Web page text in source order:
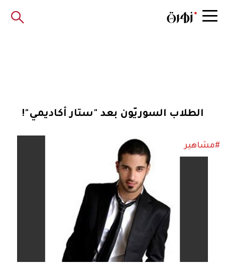
الطلاب السوريّون بعد "ستار أكاديمي"!
#مشاهير